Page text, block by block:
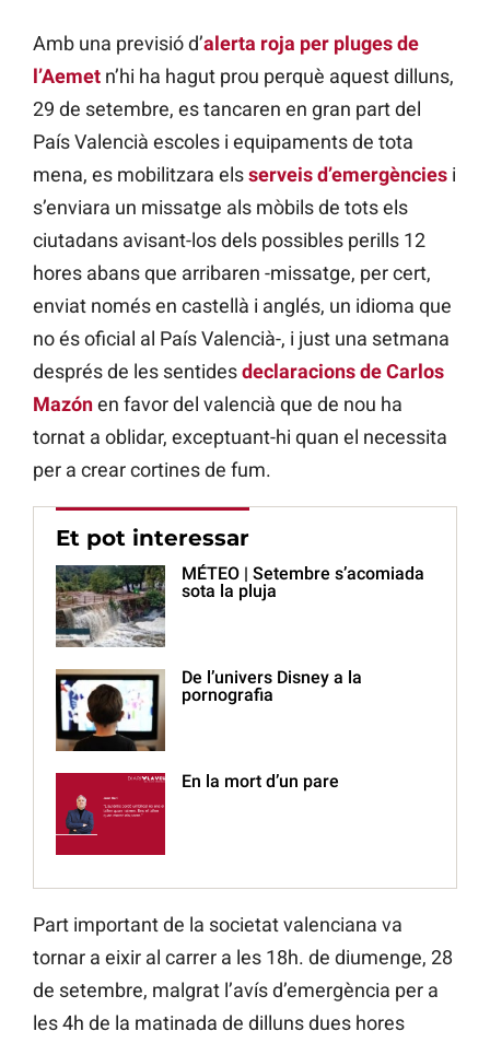
Amb una previsió d’alerta roja per pluges de
l’Aemet n’hi ha hagut prou perquè aquest dilluns,
29 de setembre, es tancaren en gran part del
País Valencià escoles i equipaments de tota
mena, es mobilitzara elsserveis d’emergències i
s’enviara un missatge als mòbils de tots els
ciutadans avisant-los dels possibles perills 12
hores abans que arribaren -missatge, per cert,
enviat només en castellà i anglés, un idioma que
no és oficial al País Valencià-, i just una setmana
després de les sentidesdeclaracions de Carlos
Mazónen favor del valencià que de nou ha
tornat a oblidar, exceptuant-hi quan el necessita
per a crear cortines de fum.
Et pot interessar
MÉTEO | Setembre s’acomiada
sota la pluja
De l’univers Disney a la
pornografia
En la mort d’un pare
Part important de la societat valenciana va
tornar a eixir al carrer a les 18h. de diumenge, 28
de setembre, malgrat l’avís d’emergència per a
les 4h de la matinada de dilluns dues hores